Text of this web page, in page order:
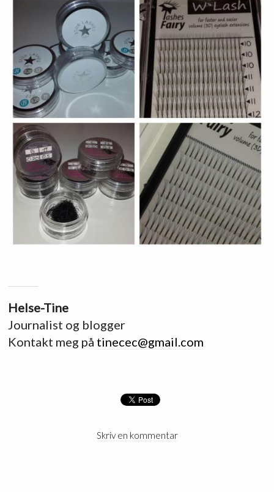
Helse-Tine
Journalist og blogger
Kontakt meg på tinecec@gmail.com
Skriv en kommentar